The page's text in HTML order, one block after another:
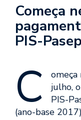
Começa
PIS-
C
julho,
PIS-
(ano-base